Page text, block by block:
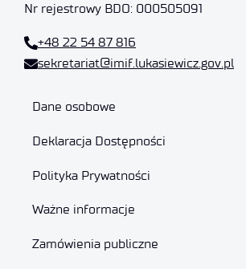
Nr rejestrowy BDO: 000505091
+48 22 54 87 816
sekretariat@imif.lukasiewicz.gov.pl
Dane osobowe
Deklaracja Dostępności
Polityka Prywatności
Ważne informacje
Zamówienia publiczne